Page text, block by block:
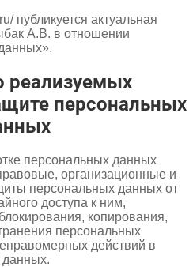
публикуется актуальная
А.В. в отношении
реализуемых
персональных
персональных данных
организационные и
персональных данных от
доступа к ним,
копирования,
персональных
действий в